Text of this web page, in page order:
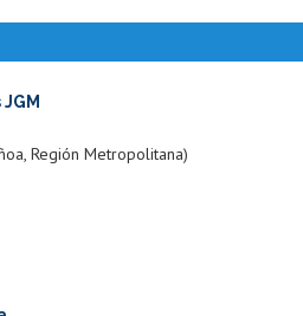
Región Metropolitana)